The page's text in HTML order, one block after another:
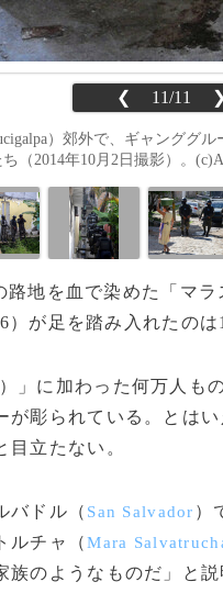
❮ 11/11 ❯
）郊外で、ギャンググ
（2014年10月2日撮影）。
路地を血で染めた「マ
）が足を踏み入れたの
）」に加わった何万人も
が彫られている。とは
立たない。
バドル（ San Salvador ）
ルチャ（Mara
族のようなものだ」と